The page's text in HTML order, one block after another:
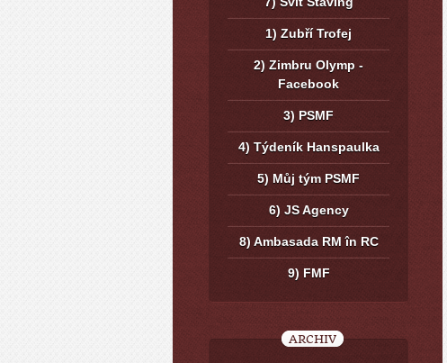
1) Zubří Trofej
2) Zimbru Olymp -
Facebook
3) PSMF
4) Týdeník Hanspaulka
5) Můj tým PSMF
6) JS Agency
8) Ambasada RM în RC
9) FMF
ARCHIV